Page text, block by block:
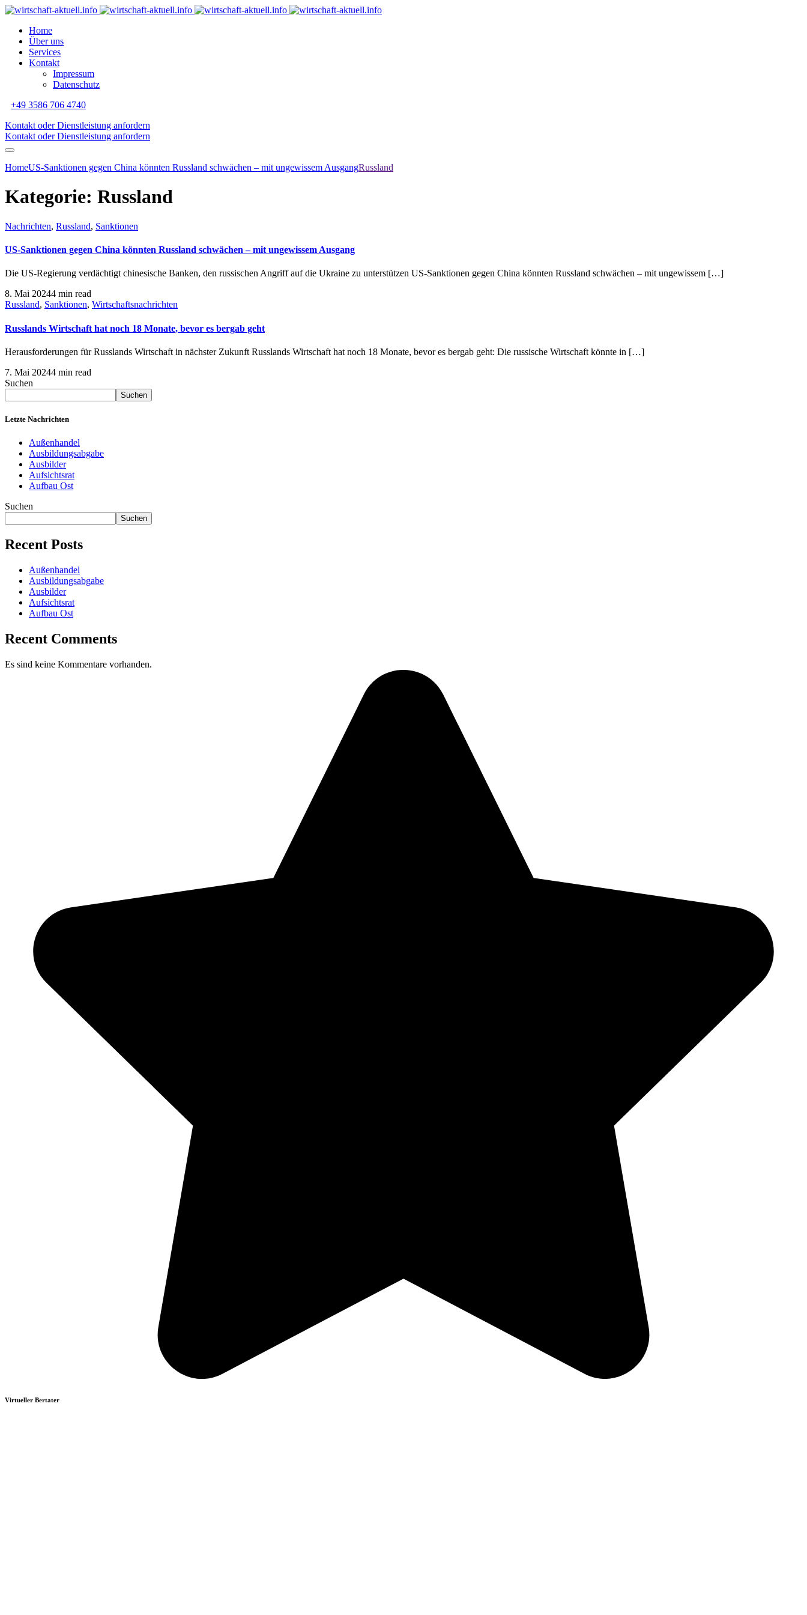
Home
Über uns
Services
Kontakt
Impressum
Datenschutz
+49 3586 706 4740
Kontakt oder Dienstleistung anfordern
Kontakt oder Dienstleistung anfordern
HomeUS-Sanktionen gegen China könnten Russland schwächen – mit ungewissem AusgangRussland
Kategorie: Russland
Nachrichten, Russland, Sanktionen
US-Sanktionen gegen China könnten Russland schwächen – mit ungewissem Ausgang
Die US-Regierung verdächtigt chinesische Banken, den russischen Angriff auf die Ukraine zu unterstützen US-Sanktionen gegen China könnten Russland schwächen – mit ungewissem […]
8. Mai 20244 min read
Russland, Sanktionen, Wirtschaftsnachrichten
Russlands Wirtschaft hat noch 18 Monate, bevor es bergab geht
Herausforderungen für Russlands Wirtschaft in nächster Zukunft Russlands Wirtschaft hat noch 18 Monate, bevor es bergab geht: Die russische Wirtschaft könnte in […]
7. Mai 20244 min read
Suchen
Suchen
Letzte Nachrichten
Außenhandel
Ausbildungsabgabe
Ausbilder
Aufsichtsrat
Aufbau Ost
Suchen
Suchen
Recent Posts
Außenhandel
Ausbildungsabgabe
Ausbilder
Aufsichtsrat
Aufbau Ost
Recent Comments
Es sind keine Kommentare vorhanden.
Virtueller Bertater